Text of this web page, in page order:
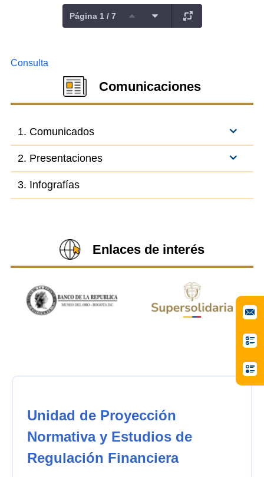
Página 1 / 7
Consulta
Comunicaciones
1. Comunicados
2. Presentaciones
3. Infografías
Enlaces de interés
Unidad de Proyección
Normativa y Estudios de
Regulación Financiera